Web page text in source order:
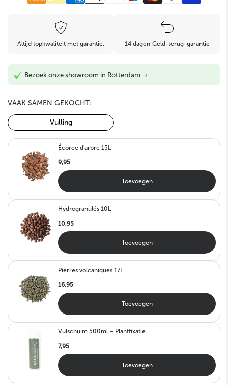
Altijd topkwaliteit met garantie. 14 dagen Geld-terug-garantie
Bezoek onze showroom in Rotterdam ›
VAAK SAMEN GEKOCHT:
Vulling
Écorce d'arbre 15L
9,95
Toevoegen
Hydrogranulés 10L
10,95
Toevoegen
Pierres volcaniques 17L
16,95
Toevoegen
Vulschuim 500ml – Plantfixatie
7,95
Toevoegen